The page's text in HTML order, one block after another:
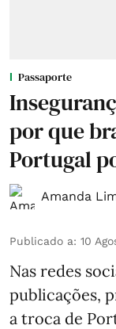
Passaporte
por que
Portugal
Amanda
Publicado a: 10
Nas redes
publicações,
a troca de